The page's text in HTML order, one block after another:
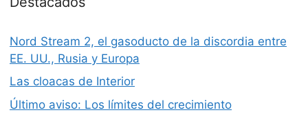
Nord Stream 2, el gasoducto de la discordia entre
EE. UU., Rusia y Europa
Las cloacas de Interior
Último aviso: Los límites del crecimiento